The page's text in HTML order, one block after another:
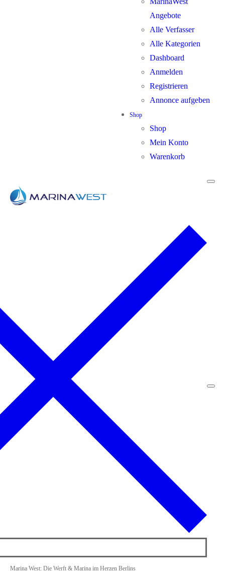
Angebote
Alle Verfasser
Alle Kategorien
Dashboard
Anmelden
Registrieren
Annonce aufgeben
Shop
Shop
Mein Konto
Warenkorb
Marina West: Die Werft & Marina im Herzen Berlins